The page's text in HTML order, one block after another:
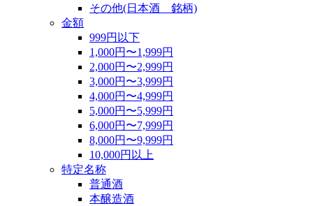
その他(日本酒 銘柄)
金額
999円以下
1,000円〜1,999円
2,000円〜2,999円
3,000円〜3,999円
4,000円〜4,999円
5,000円〜5,999円
6,000円〜7,999円
8,000円〜9,999円
10,000円以上
特定名称
普通酒
本醸造酒